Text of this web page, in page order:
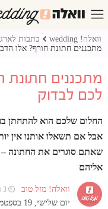
וואלה! wedding כתבות
מתכננים חתונת חורף? אלו
מתכננים חתונת
לכם לבדוק
החלום שלכם הוא להתחתן
אבל אם תשאלו אותנו אין
שאתם סוגרים את החתונה
אליהם
וואלה! מזל טוב ⏲ 3 דק'
יום שלישי, 19 בספטמבר 2023, 14:08